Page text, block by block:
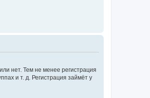
нет. Тем не менее регистрация
и т. д. Регистрация займёт у